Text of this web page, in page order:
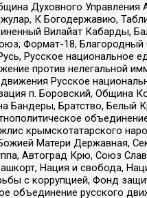
Духовного Управления
К Богодержавию,
Вилайат Кабарды,
Формат-18,
Русское национальное
против нелегальной
Русское
п. Боровский, Община
Бандеры, Братство, Белый
крымскотатарского
Матери Державная,
Автоград Крю, Союз
Нация и свобода,
с коррупцией, Фонд
объединение русского